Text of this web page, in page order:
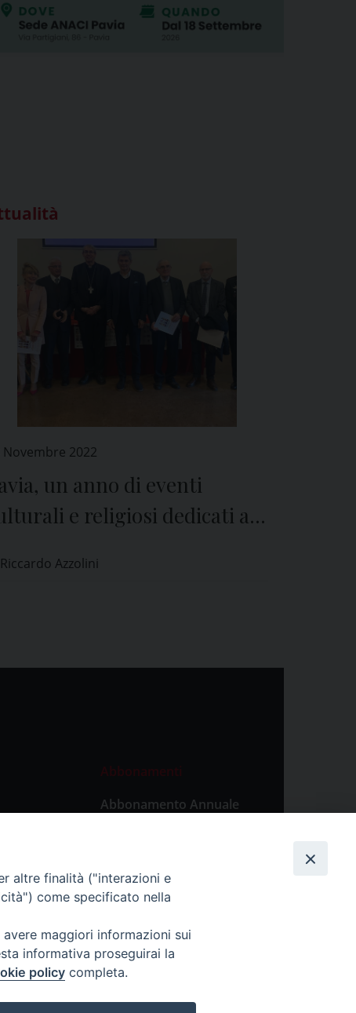
Novembre 2022
un anno di eventi
e religiosi dedicati a
Azzolini
Abbonamenti
Abbonamento Annuale
Abbonamento Singola
altre finalità ("interazioni e
come specificato nella
maggiori informazioni sui
informativa proseguirai la
policy completa.